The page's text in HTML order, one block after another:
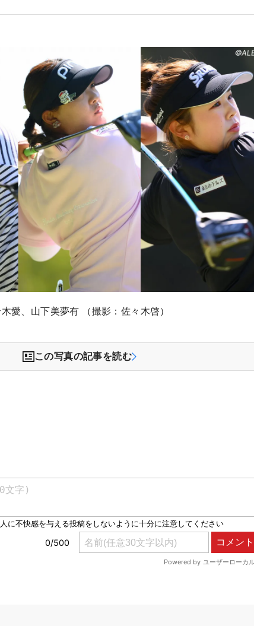
愛、山下美夢有 （撮影：佐々木啓）
この写真の記事を読む